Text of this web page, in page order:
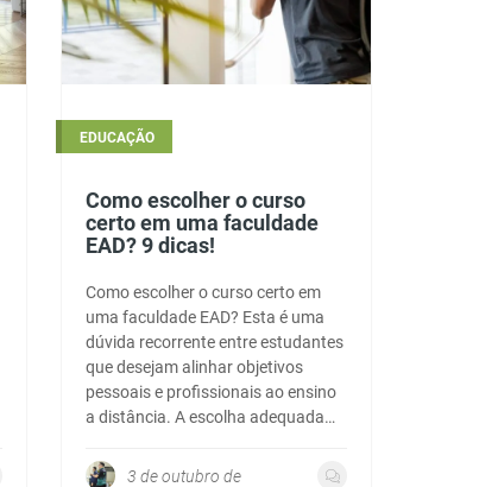
EDUCAÇÃO
Como escolher o curso
certo em uma faculdade
EAD? 9 dicas!
Como escolher o curso certo em
uma faculdade EAD? Esta é uma
dúvida recorrente entre estudantes
que desejam alinhar objetivos
pessoais e profissionais ao ensino
a distância. A escolha adequada…
3 de outubro de